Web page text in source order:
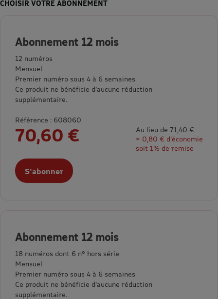
CHOISIR VOTRE ABONNEMENT
Abonnement 12 mois
12 numéros
Mensuel
Premier numéro sous 4 à 6 semaines
Ce produit ne bénéficie d’aucune réduction
supplémentaire.
Référence : 608060
70,60 €
Au lieu de 71,40 €
= 0,80 € d’économie
soit 1% de remise
S'abonner
Abonnement 12 mois
18 numéros dont 6 n° hors série
Mensuel
Premier numéro sous 4 à 6 semaines
Ce produit ne bénéficie d’aucune réduction
supplémentaire.